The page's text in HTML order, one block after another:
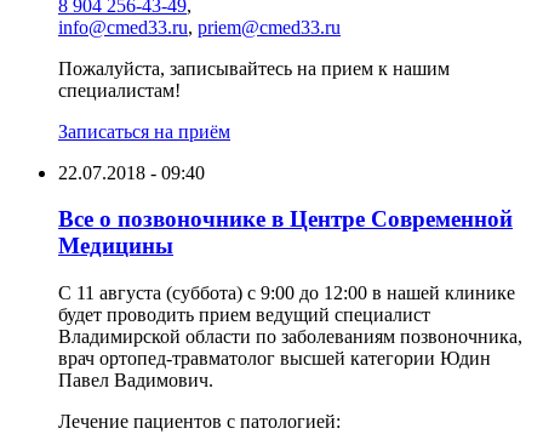
8 904 256-43-49,
info@cmed33.ru, priem@cmed33.ru
Пожалуйста, записывайтесь на прием к нашим
специалистам!
Записаться на приём
22.07.2018 - 09:40
Все о позвоночнике в Центре Современной
Медицины
С 11 августа (суббота) с 9:00 до 12:00 в нашей клинике
будет проводить прием ведущий специалист
Владимирской области по заболеваниям позвоночника,
врач ортопед-травматолог высшей категории Юдин
Павел Вадимович.
Лечение пациентов с патологией: